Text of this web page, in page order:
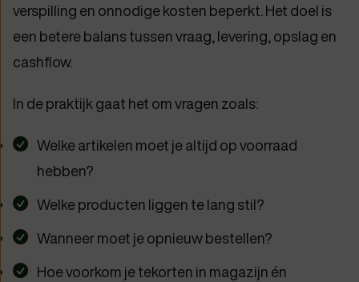
verspilling en onnodige kosten beperkt. Het doel is
een betere balans tussen vraag, levering, opslag en
cashflow.
In de praktijk gaat het om vragen zoals:
Welke artikelen moet je altijd op voorraad
hebben?
Welke producten liggen te lang stil?
Wanneer moet je opnieuw bestellen?
Hoe voorkom je tekorten in magazijn én